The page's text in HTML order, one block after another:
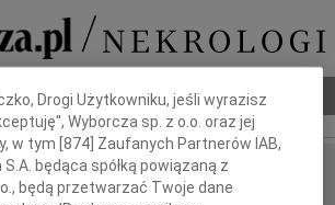
Poradnik pogrzebowy
Drogi Użytkowniku, jeśli wyrazisz
Wyborcza sp. z o.o. oraz jej
w tym [874 ] Zaufanych Partnerów IAB,
będąca spółką powiązaną z
będą przetwarzać Twoje dane